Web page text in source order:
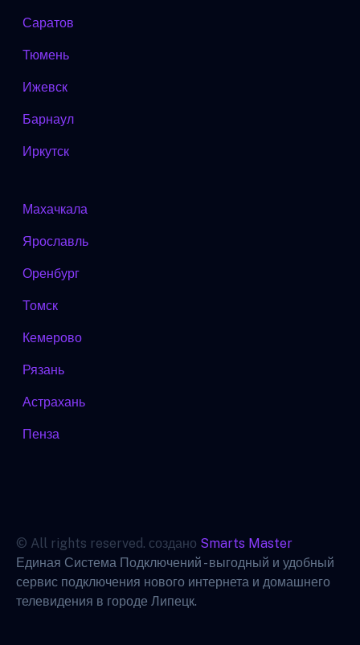
Саратов
Тюмень
Ижевск
Барнаул
Иркутск
Махачкала
Ярославль
Оренбург
Томск
Кемерово
Рязань
Астрахань
Пенза
© All rights reserved. создано Smarts Master
Единая Система Подключений - выгодный и удобный
сервис подключения нового интернета и домашнего
телевидения в городе Липецк.